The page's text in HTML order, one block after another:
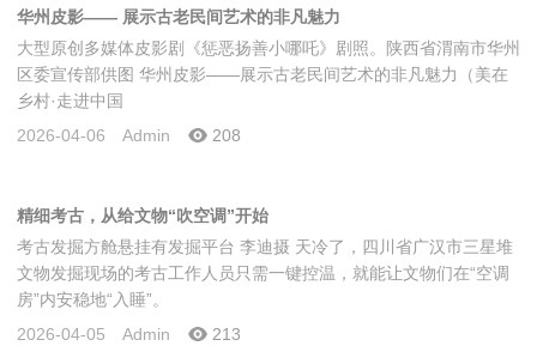
华州皮影—— 展示古老民间艺术的非凡魅力
大型原创多媒体皮影剧《惩恶扬善小哪吒》剧照。陕西省渭南市华州
区委宣传部供图 华州皮影——展示古老民间艺术的非凡魅力（美在
乡村·走进中国
2026-04-06
Admin 208
精细考古，从给文物“吹空调”开始
考古发掘方舱悬挂有发掘平台 李迪摄 天冷了，四川省广汉市三星堆
文物发掘现场的考古工作人员只需一键控温，就能让文物们在“空调
房”内安稳地“入睡”。
2026-04-05
Admin 213